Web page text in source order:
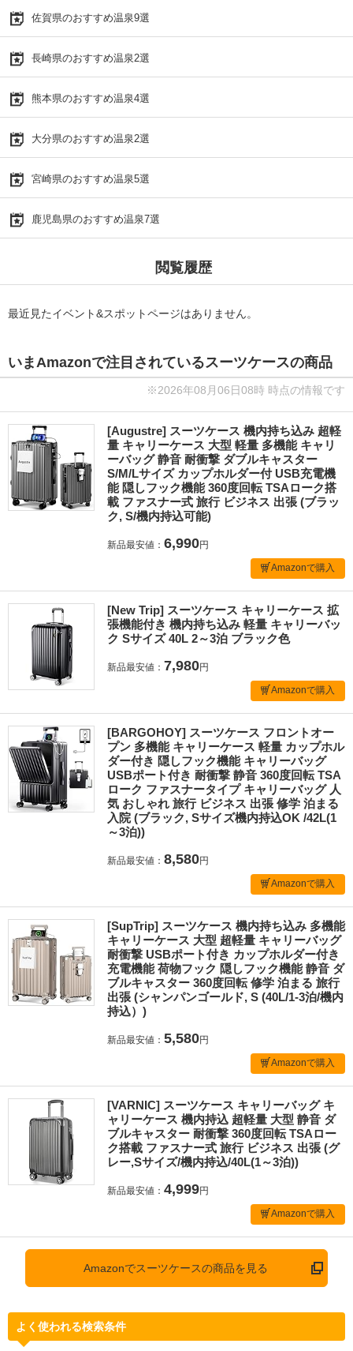
佐賀県のおすすめ温泉9選
長崎県のおすすめ温泉2選
熊本県のおすすめ温泉4選
大分県のおすすめ温泉2選
宮崎県のおすすめ温泉5選
鹿児島県のおすすめ温泉7選
閲覧履歴
最近見たイベント&スポットページはありません。
いまAmazonで注目されているスーツケースの商品
※2026年08月06日08時 時点の情報です
[Augustre] スーツケース 機内持ち込み 超軽
量 キャリーケース 大型 軽量 多機能 キャリ
ーバッグ 静音 耐衝撃 ダブルキャスター
S/M/Lサイズ カップホルダー付 USB充電機
能 隠しフック機能 360度回転 TSAローク搭
載 ファスナー式 旅行 ビジネス 出張 (ブラッ
ク, S/機内持込可能)
新品最安値： 6,990円
Amazonで購入
[New Trip] スーツケース キャリーケース 拡
張機能付き 機内持ち込み 軽量 キャリーバッ
ク Sサイズ 40L 2～3泊 ブラック色
新品最安値： 7,980円
Amazonで購入
[BARGOHOY] スーツケース フロントオー
プン 多機能 キャリーケース 軽量 カップホル
ダー付き 隠しフック機能 キャリーバッグ
USBポート付き 耐衝撃 静音 360度回転 TSA
ローク ファスナータイプ キャリーバッグ 人
気 おしゃれ 旅行 ビジネス 出張 修学 泊まる
入院 (ブラック, Sサイズ機内持込OK /42L(1
～3泊))
新品最安値： 8,580円
Amazonで購入
[SupTrip] スーツケース 機内持ち込み 多機能
キャリーケース 大型 超軽量 キャリーバッグ
耐衝撃 USBポート付き カップホルダー付き
充電機能 荷物フック 隠しフック機能 静音 ダ
ブルキャスター 360度回転 修学 泊まる 旅行
出張 (シャンパンゴールド, S (40L/1-3泊/機内
持込）)
新品最安値： 5,580円
Amazonで購入
[VARNIC] スーツケース キャリーバッグ キ
ャリーケース 機内持込 超軽量 大型 静音 ダ
ブルキャスター 耐衝撃 360度回転 TSAロー
ク搭載 ファスナー式 旅行 ビジネス 出張 (グ
レー,Sサイズ/機内持込/40L(1～3泊))
新品最安値： 4,999円
Amazonで購入
Amazonでスーツケースの商品を見る
よく使われる検索条件